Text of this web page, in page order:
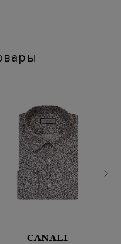
CANALI